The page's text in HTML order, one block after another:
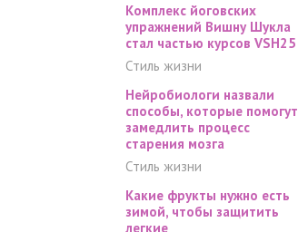
Комплекс йоговских
упражнений Вишну Шукла
стал частью курсов VSH25
Стиль жизни
Нейробиологи назвали
способы, которые помогут
замедлить процесс
старения мозга
Стиль жизни
Какие фрукты нужно есть
зимой, чтобы защитить
легкие